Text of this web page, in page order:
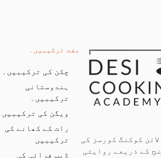
کوکنگ کورسز کی
کے ذریعے روایتی
مفت ترکیبیں۔
چکن کی ترکیبیں۔
ہندوستانی
ترکیبیں۔
ویگن کی ترکیبیں۔
رات کے کھانے کی
ترکیبیں
ڈیپ فرائی کی